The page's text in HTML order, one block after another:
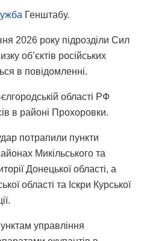
Генштабу.
2026 року підрозділи Сил
об’єктів російських
в повідомленні.
області РФ
в районі Прохоровки.
потрапили пункти
Микільського та
Донецької області, а
області та Іскри Курської
управління